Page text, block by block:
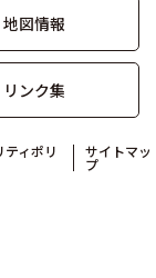
地図情報
リンク集
ィポリ サイトマッ
プ